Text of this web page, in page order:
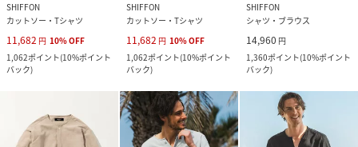
SHIFFON
カットソー・Tシャツ
11,682 円 10%OFF
1,062ポイント(10%ポイント
バック)
SHIFFON
カットソー・Tシャツ
11,682 円 10%OFF
1,062ポイント(10%ポイント
バック)
SHIFFON
シャツ・ブラウス
14,960 円
1,360ポイント(10%ポイント
バック)